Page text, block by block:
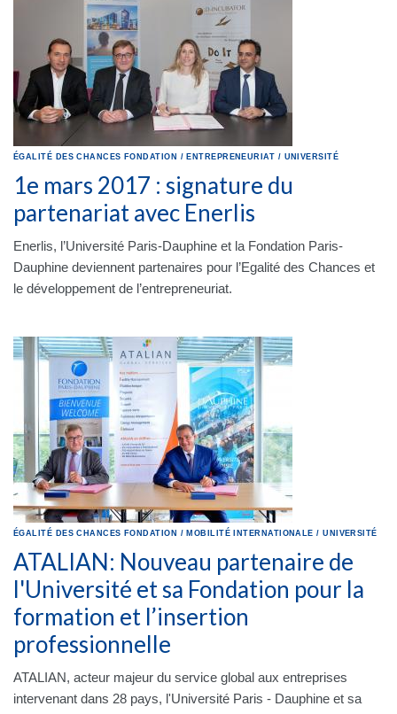
ÉGALITÉ DES CHANCES FONDATION / ENTREPRENEURIAT / UNIVERSITÉ
1e mars 2017 : signature du
partenariat avec Enerlis
Enerlis, l’Université Paris-Dauphine et la Fondation Paris-
Dauphine deviennent partenaires pour l’Egalité des Chances et
le développement de l’entrepreneuriat.
ÉGALITÉ DES CHANCES FONDATION / MOBILITÉ INTERNATIONALE /UNIVERSITÉ
ATALIAN: Nouveau partenaire de
l'Université et sa Fondation pour la
formation et l’insertion
professionnelle
ATALIAN, acteur majeur du service global aux entreprises
intervenant dans 28 pays, l'Université Paris - Dauphine et sa